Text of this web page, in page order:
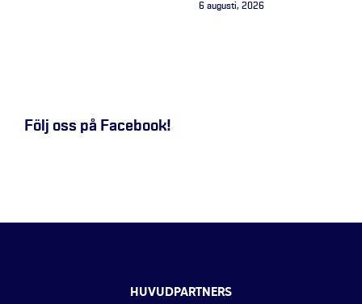
6 augusti, 2026
Följ oss på Facebook!
HUVUDPARTNERS